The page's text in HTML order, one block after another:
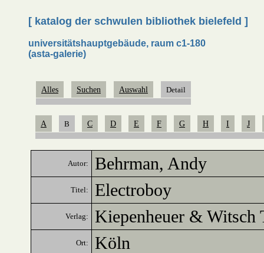
[ katalog der schwulen bibliothek bielefeld ]
universitätshauptgebäude, raum c1-180
(asta-galerie)
Alles Suchen Auswahl Detail
A B C D E F G H I J
Autor: Behrman, Andy
Titel: Electroboy
Verlag: Kiepenheuer & Witsch
Ort: Köln